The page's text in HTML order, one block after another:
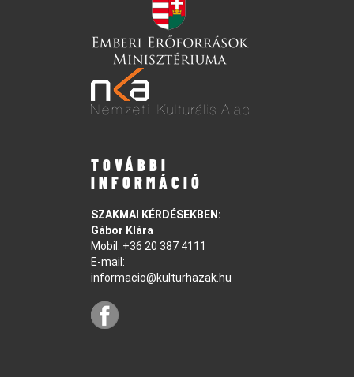
TOVÁBBI
INFORMÁCIÓ
SZAKMAI KÉRDÉSEKBEN:
Gábor Klára
Mobil: +36 20 387 4111
E-mail:
informacio@kulturhazak.hu